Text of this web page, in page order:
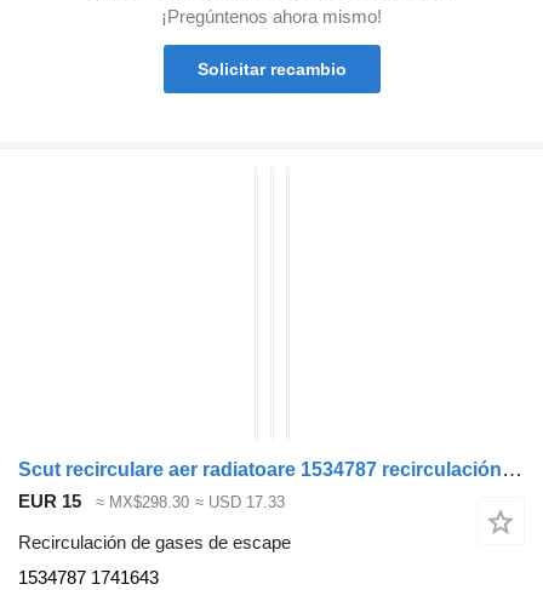
¡Pregúntenos ahora mismo!
Solicitar recambio
Scut recirculare aer radiatoare 1534787 recirculación de gases de escape para Scania MODEL R cabeza tractora
EUR 15 ≈ MX$298.30 ≈ USD 17.33
Recirculación de gases de escape
1534787 1741643